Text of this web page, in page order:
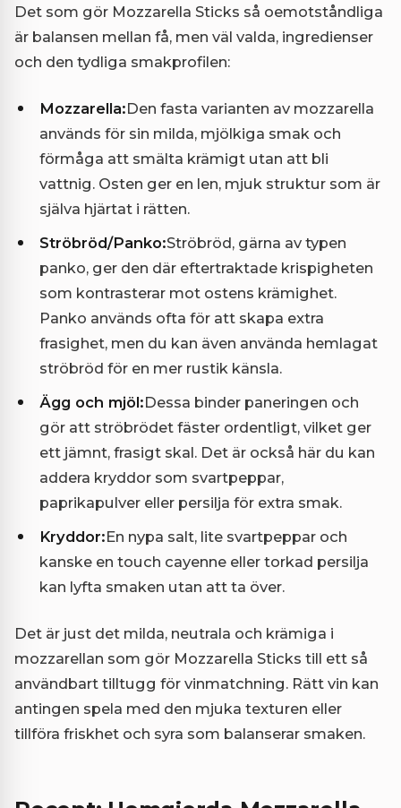
Det som gör Mozzarella Sticks så oemotståndliga
är balansen mellan få, men väl valda, ingredienser
och den tydliga smakprofilen:
Mozzarella:Den fasta varianten av mozzarella
används för sin milda, mjölkiga smak och
förmåga att smälta krämigt utan att bli
vattnig. Osten ger en len, mjuk struktur som är
själva hjärtat i rätten.
Ströbröd/Panko:Ströbröd, gärna av typen
panko, ger den där eftertraktade krispigheten
som kontrasterar mot ostens krämighet.
Panko används ofta för att skapa extra
frasighet, men du kan även använda hemlagat
ströbröd för en mer rustik känsla.
Ägg och mjöl:Dessa binder paneringen och
gör att ströbrödet fäster ordentligt, vilket ger
ett jämnt, frasigt skal. Det är också här du kan
addera kryddor som svartpeppar,
paprikapulver eller persilja för extra smak.
Kryddor:En nypa salt, lite svartpeppar och
kanske en touch cayenne eller torkad persilja
kan lyfta smaken utan att ta över.
Det är just det milda, neutrala och krämiga i
mozzarellan som gör Mozzarella Sticks till ett så
användbart tilltugg för vinmatchning. Rätt vin kan
antingen spela med den mjuka texturen eller
tillföra friskhet och syra som balanserar smaken.